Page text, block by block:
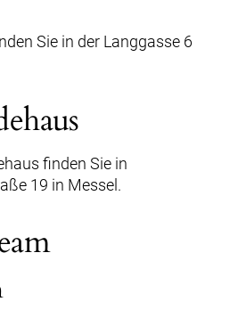
Sie in der Langgasse 6
finden Sie in
19 in Messel.